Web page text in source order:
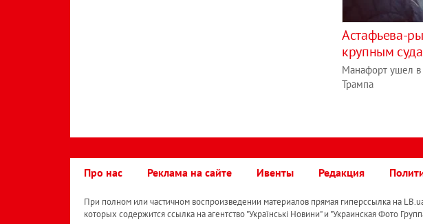
Астафьева-
крупным
Манафорт ушел в
Трампа
Про нас Реклама на сайте Ивенты Редакция
При полном или частичном воспроизведении материалов прямая гиперссылка на
которых содержится ссылка на агентство "Українськi Новини" и "Украинская Фото